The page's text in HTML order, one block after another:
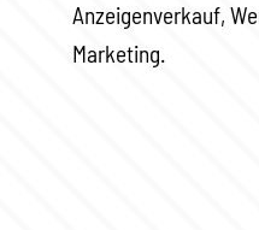
Anzeigenverkauf,
Marketing.